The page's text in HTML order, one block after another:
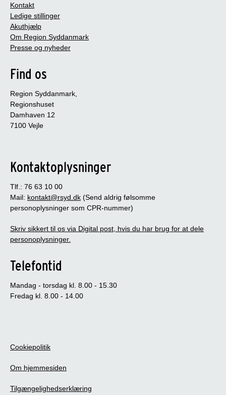
Kontakt
Ledige stillinger
Akuthjælp
Om Region Syddanmark
Presse og nyheder
Find os
Region Syddanmark,
Regionshuset
Damhaven 12
7100 Vejle
Kontaktoplysninger
Tlf.: 76 63 10 00
Mail: kontakt@rsyd.dk (Send aldrig følsomme
personoplysninger som CPR-nummer)
Skriv sikkert til os via Digital post, hvis du har brug for at dele
personoplysninger.
Telefontid
Mandag - torsdag kl. 8.00 - 15.30
Fredag kl. 8.00 - 14.00
Cookiepolitik
Om hjemmesiden
Tilgængelighedserklæring